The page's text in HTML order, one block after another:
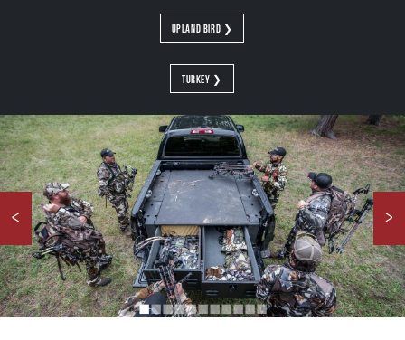
Recreación al aire libre
Camioneta
Furgoneta
SUV
UPLAND BIRD ❯
TURKEY ❯
< >
◼︎◼︎◼︎◼︎◼︎◼︎◼︎◼︎◼︎◼︎◼︎